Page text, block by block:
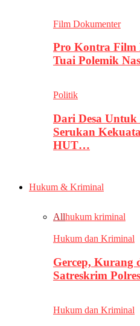
Film Dokumenter
Pro Kontra Film
Tuai Polemik
Politik
Dari Desa
Serukan
HUT…
Hukum & Kriminal
Allhukum kriminal
Hukum dan Kriminal
Gercep, Kurang
Satreskrim
Hukum dan Kriminal